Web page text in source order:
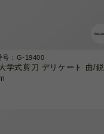
号：G-19400
学式剪刀 デリケート 曲/鋭